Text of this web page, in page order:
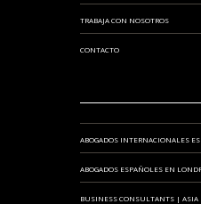
TRABAJA CON NOSOTROS
CONTACTO
ABOGADOS INTERNACIONALES
ABOGADOS ESPAÑOLES EN
BUSINESS CONSULTANTS | ASIA